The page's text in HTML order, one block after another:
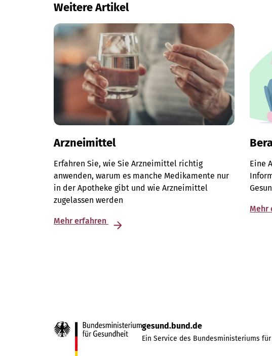
Weitere Artikel
Arzneimittel
Erfahren Sie, wie Sie Arzneimittel richtig
anwenden, warum es manche Medikamente nur
in der Apotheke gibt und wie Arzneimittel
zugelassen werden
Mehr erfahren
Eine
Mehr
gesund.bund.de
Ein Service des Bundesministeriums